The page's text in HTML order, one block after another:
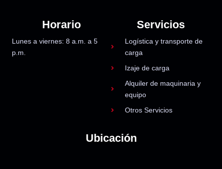
Horario
Lunes a viernes: 8 a.m. a 5
p.m.
Servicios
Logística y transporte de
carga
Izaje de carga
Alquiler de maquinaria y
equipo
Otros Servicios
Ubicación